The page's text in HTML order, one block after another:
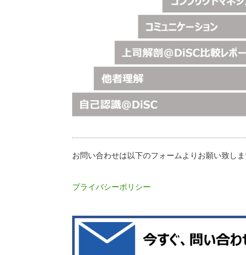
お問い合わせは以下のフォームよりお願い致しま
プライバシーポリシー